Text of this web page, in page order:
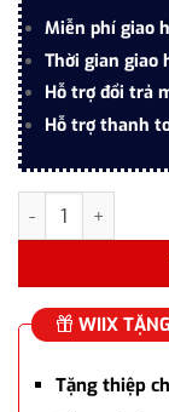
Miễn phí giao
Thời gian giao
Hỗ trợ đổi trả
Hỗ trợ thanh
Set bút máy
WIIX
Tặng thiệp